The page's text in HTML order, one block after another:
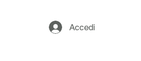
Accedi